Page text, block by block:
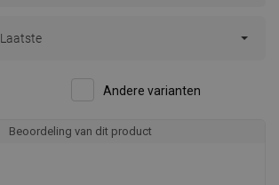
Andere varianten
Laatste
Beoordeling van dit product